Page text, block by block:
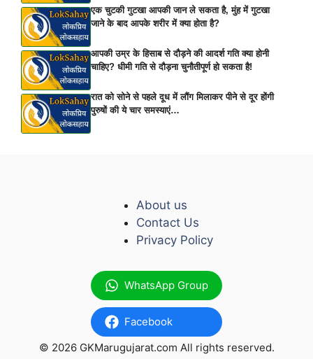
एक चुटकी गुटखा आपकी जान ले सकता है, मुंह में गुटखा
जाने के बाद आपके शरीर में क्या होता है?
आपकी उम्र के हिसाब से दौड़ने की आदर्श गति क्या होनी
चाहिए? धीमी गति से दौड़ना चुनौतीपूर्ण हो सकता है!
रात को सोने से पहले दूध में लौंग मिलाकर पीने से दूर होंगी
पुरुषों की ये चार समस्याएं…
WhatsApp Group
Facebook
About us
Contact Us
Privacy Policy
© 2026 GKMarugujarat.com All rights reserved.